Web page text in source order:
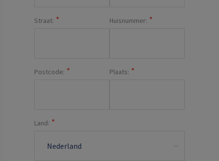
Straat: Huisnummer:
Postcode: Plaats:
Land: